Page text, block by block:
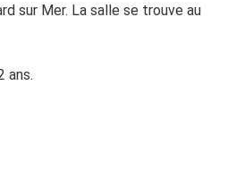
sur Mer. La salle se trouve au
ans.